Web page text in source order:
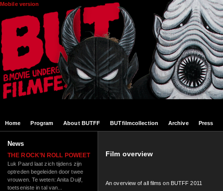
Skip to main content
Mobile version
Home Program About BUTFF BUTfilmcollection Archive Press
News
THE ROCK’N ROLL POWEET
Luk Paard laat zich tijdens zijn
optreden begeleiden door twee
vrouwen. Te weten: Anita Duijf,
toetseniste in tal van...
Film overview
An overview of all films on BUTFF 2011